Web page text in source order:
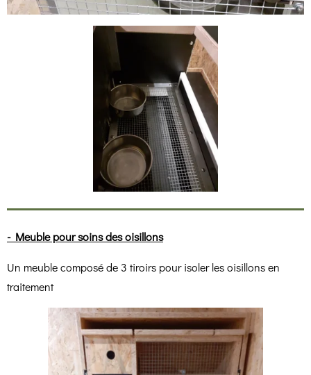
- Meuble pour soins des oisillons
Un meuble composé de 3 tiroirs pour isoler les oisillons en
traitement